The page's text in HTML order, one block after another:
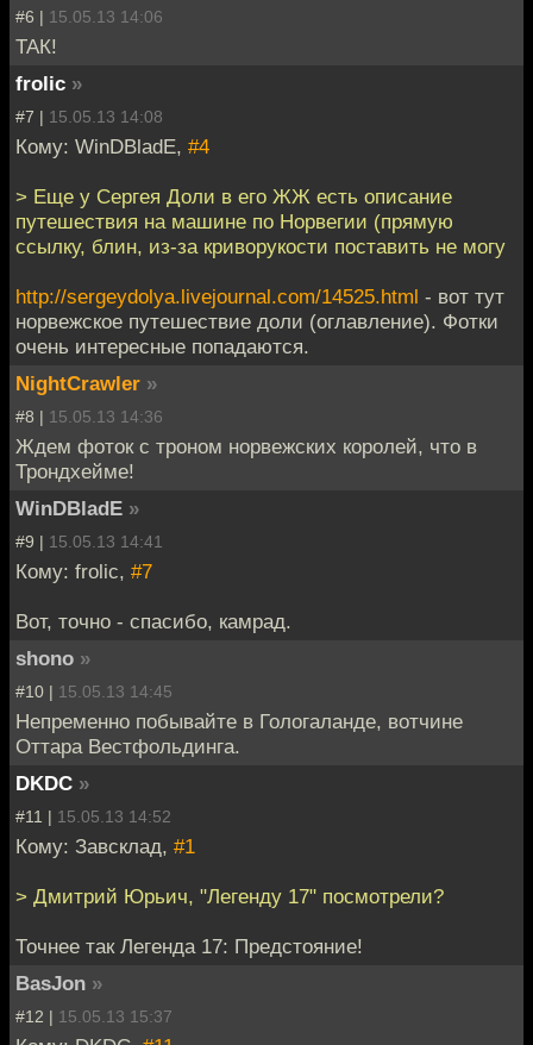
#6 | 15.05.13 14:06
ТАК!
frolic »
#7 | 15.05.13 14:08
Кому: WinDBladE, #4
> Еще у Сергея Доли в его ЖЖ есть описание
путешествия на машине по Норвегии (прямую
ссылку, блин, из-за криворукости поставить не могу
http://sergeydolya.livejournal.com/14525.html - вот тут
норвежское путешествие доли (оглавление). Фотки
очень интересные попадаются.
NightCrawler »
#8 | 15.05.13 14:36
Ждем фоток с троном норвежских королей, что в
Трондхейме!
WinDBladE »
#9 | 15.05.13 14:41
Кому: frolic, #7
Вот, точно - спасибо, камрад.
shono »
#10 | 15.05.13 14:45
Непременно побывайте в Гологаланде, вотчине
Оттара Вестфольдинга.
DKDC »
#11 | 15.05.13 14:52
Кому: Завсклад, #1
> Дмитрий Юрьич, "Легенду 17" посмотрели?
Точнее так Легенда 17: Предстояние!
BasJon »
#12 | 15.05.13 15:37